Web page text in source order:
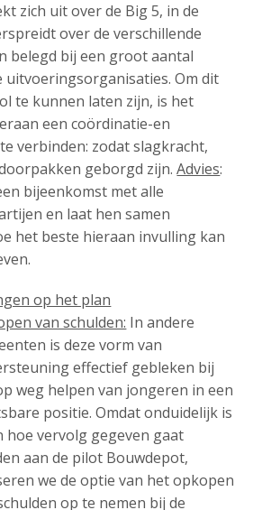
zich uit over de Big 5, in de
over de verschillende
belegd bij een groot aantal
uitvoeringsorganisaties. Om dit
te kunnen laten zijn, is het
een coördinatie-en
verbinden: zodat slagkracht,
geborgd zijn.Advies:
bijeenkomst met alle
en laat hen samen
het beste hieraan invulling kan
op het plan
van schulden: In andere
is deze vorm van
effectief gebleken bij
weg helpen van jongeren in een
positie. Omdat onduidelijk is
hoe vervolg gegeven gaat
aan de pilot Bouwdepot,
we de optie van het opkopen
op te nemen bij de